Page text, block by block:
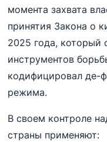
момента захвата
принятия Закона о
2025 года, который
инструментов
кодифицировал де-
режима.
В своем контроле
страны применяют: